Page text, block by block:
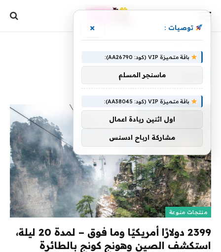
منتجات منوعة
2399 دولارًا أمريكيًا وما فوق – لمدة 20 ليلة،
استكشف الصين وهونج كونج بالطائرة
توصيات : ×
باقة متميزة VIP (كود: AA26790):
ماسنجر المسلم
باقة متميزة VIP (كود: AA38045):
اول اثنين ريادة اعمال
مشاركة ارباح ادسنس